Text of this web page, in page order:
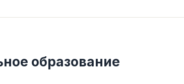
образование